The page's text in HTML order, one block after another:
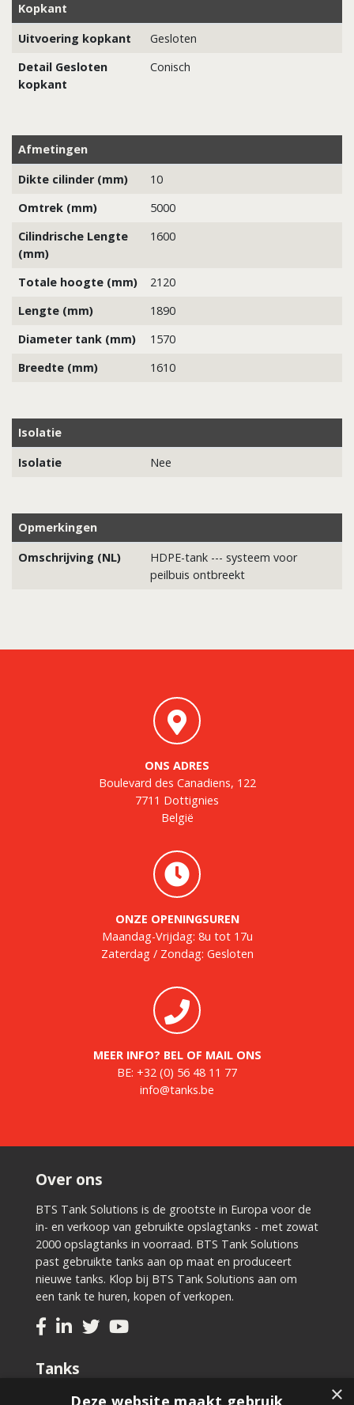
Kopkant
Uitvoering kopkant
Gesloten
Detail Gesloten
kopkant
Conisch
Afmetingen
Dikte cilinder (mm)
10
Omtrek (mm)
5000
Cilindrische Lengte
(mm)
1600
Totale hoogte (mm)
2120
Lengte (mm)
1890
Diameter tank (mm)
1570
Breedte (mm)
1610
Isolatie
Isolatie
Nee
Opmerkingen
Omschrijving (NL)
HDPE-tank --- systeem voor
peilbuis ontbreekt
ONS ADRES
Boulevard des Canadiens, 122
7711 Dottignies
België
ONZE OPENINGSUREN
Maandag-Vrijdag: 8u tot 17u
Zaterdag / Zondag: Gesloten
MEER INFO? BEL OF MAIL ONS
BE: +32 (0) 56 48 11 77
info@tanks.be
Over ons
BTS Tank Solutions is de grootste in Europa voor de
in- en verkoop van gebruikte opslagtanks - met zowat
2000 opslagtanks in voorraad. BTS Tank Solutions
past gebruikte tanks aan op maat en produceert
nieuwe tanks. Klop bij BTS Tank Solutions aan om
een tank te huren, kopen of verkopen.
Tanks
Tweedehands kopen ×
Deze website maakt gebruik